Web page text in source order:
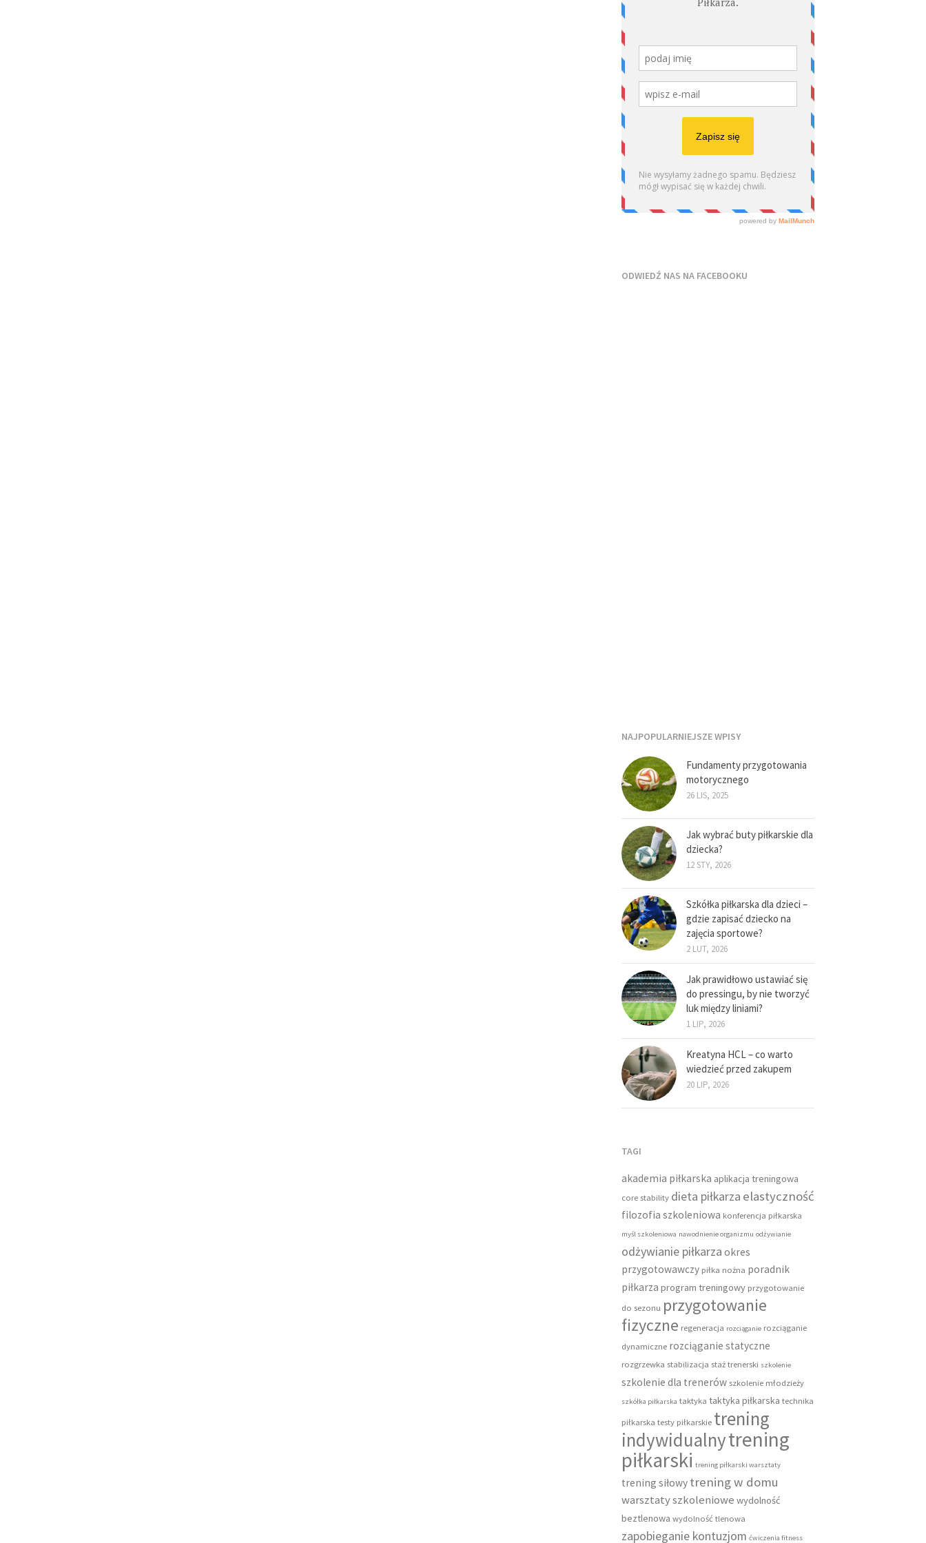
ODWIEDŹ NAS NA FACEBOOKU
NAJPOPULARNIEJSZE WPISY
Fundamenty przygotowania
motorycznego
26 LIS, 2025
Jak wybrać buty piłkarskie dla
dziecka?
12 STY, 2026
Szkółka piłkarska dla dzieci –
gdzie zapisać dziecko na
zajęcia sportowe?
2 LUT, 2026
Jak prawidłowo ustawiać się
do pressingu, by nie tworzyć
luk między liniami?
1 LIP, 2026
Kreatyna HCL – co warto
wiedzieć przed zakupem
20 LIP, 2026
TAGI
akademia piłkarska aplikacja treningowa
core stability dieta piłkarza elastyczność
filozofia szkoleniowa konferencja piłkarska
myśl szkoleniowa nawodnienie organizmu odżywianie
odżywianie piłkarza okres
przygotowawczy piłka nożna poradnik
piłkarza program treningowy przygotowanie
do sezonu przygotowanie
fizyczne regeneracja rozciąganie rozciąganie
dynamiczne rozciąganie statyczne
rozgrzewka stabilizacja staż trenerski szkolenie
szkolenie dla trenerów szkolenie młodzieży
szkółka piłkarska taktyka taktyka piłkarska technika
piłkarska testy piłkarskie trening
indywidualnytrening
piłkarski trening piłkarski warsztaty
trening siłowy trening w domu
warsztaty szkoleniowe wydolność
beztlenowa wydolność tlenowa
zapobieganie kontuzjom ćwiczenia fitness